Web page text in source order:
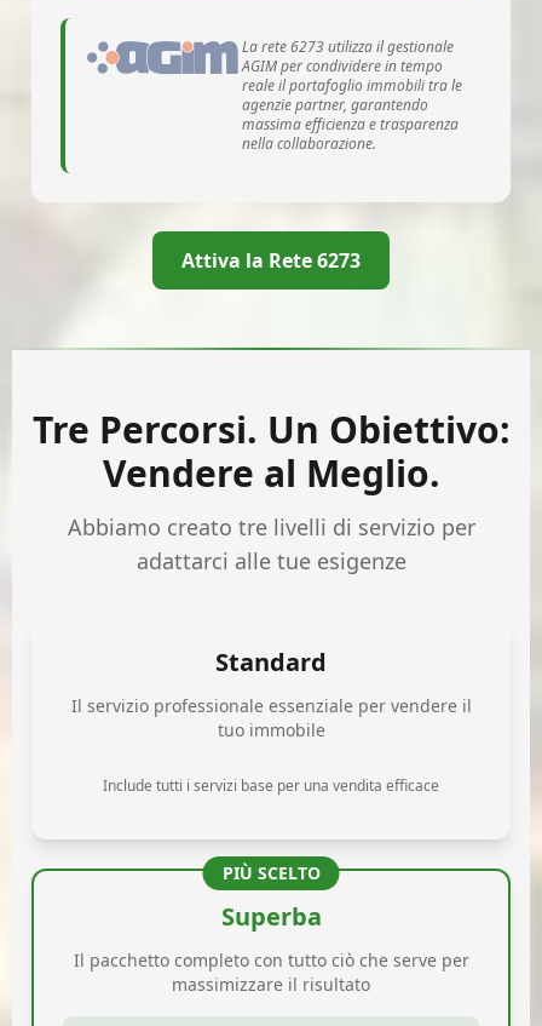
La rete 6273 utilizza il gestionale
AGIM per condividere in tempo
reale il portafoglio immobili tra le
agenzie partner, garantendo
massima efficienza e trasparenza
nella collaborazione.
Attiva la Rete 6273
Tre Percorsi. Un Obiettivo:
Vendere al Meglio.
Abbiamo creato tre livelli di servizio per
adattarci alle tue esigenze
Standard
Il servizio professionale essenziale per vendere il
tuo immobile
Include tutti i servizi base per una vendita efficace
PIÙ SCELTO
Superba
Il pacchetto completo con tutto ciò che serve per
massimizzare il risultato